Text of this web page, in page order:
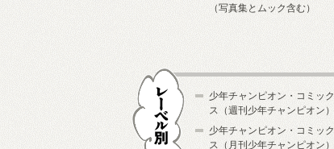
（写真集とムック含む）
少年チャンピオン・コミック
ス（週刊少年チャンピオン）
少年チャンピオン・コミック
ス（月刊少年チャンピオン）